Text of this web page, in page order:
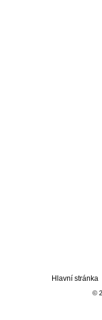
Hlavní stránka
©